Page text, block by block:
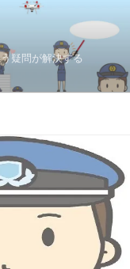
疑問が解決する